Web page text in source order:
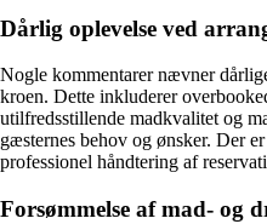
Dårlig oplevelse ved
Nogle kommentarer nævner
kroen. Dette inkluderer
utilfredsstillende madkvalitet og
gæsternes behov og ønsker. Der
professionel håndtering af
Forsømmelse af mad- og